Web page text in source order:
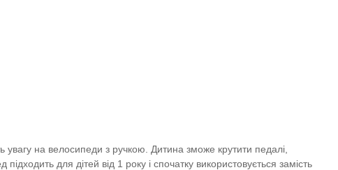
увагу на велосипеди з ручкою. Дитина зможе крутити педалі,
підходить для дітей від 1 року і спочатку використовується замість